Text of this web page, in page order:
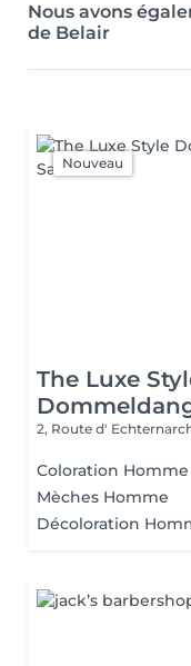
Nous avons
de Belair
Nouveau
The Luxe
2, Route d'
Coloration Homme
Mèches Homme
Décoloration